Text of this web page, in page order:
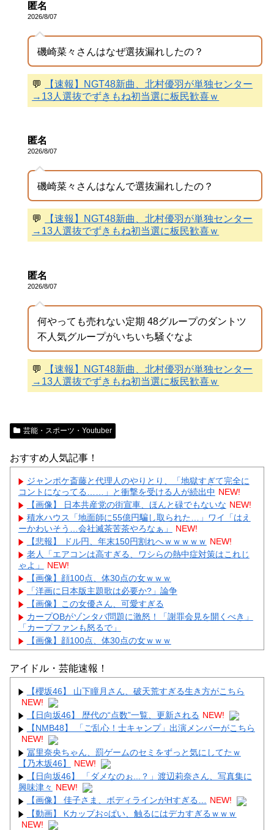
匿名
2026/8/07
磯崎菜々さんはなぜ選抜漏れしたの？
💬
【速報】NGT48新曲、北村優羽が単独センター
→13人選抜でずきもね初当選に板民歓喜ｗ
匿名
2026/8/07
磯崎菜々さんはなんで選抜漏れしたの？
💬
【速報】NGT48新曲、北村優羽が単独センター
→13人選抜でずきもね初当選に板民歓喜ｗ
匿名
2026/8/07
何やっても売れない定期 48グループのダントツ
不人気グループがいちいち騒ぐなよ
💬
【速報】NGT48新曲、北村優羽が単独センター
→13人選抜でずきもね初当選に板民歓喜ｗ
芸能・スポーツ・Youtuber
おすすめ人気記事！
ジャンポケ斎藤と代理人のやりとり、「地獄すぎて完全に
コントになってる……」と衝撃を受ける人が続出中 NEW!
【画像】 日本共産党の街宣車、ほんと碌でもないな NEW!
積水ハウス「地面師に55億円騙し取られた…」ワイ「はえ
ーかわいそう…会社滅茶苦茶やろなぁ」
NEW!
【悲報】 ドル円、年末150円割れへｗｗｗｗｗ NEW!
老人「エアコンは高すぎる、ワシらの熱中症対策はこれじ
ゃよ」
NEW!
【画像】顔100点、体30点の女ｗｗｗ
「洋画に日本版主題歌は必要か?」論争
【画像】この女優さん、可愛すぎる
カープOBがゾンタバ問題に激怒！「謝罪会見を開くべき」
「カープファンも怒るで」
【画像】顔100点、体30点の女ｗｗｗ
Powered by livedoor 相互RSS
アイドル・芸能速報！
【櫻坂46】 山下瞳月さん、破天荒すぎる生き方がこちら
NEW!
【日向坂46】 歴代の“点数”一覧、更新される NEW!
【NMB48】 「ご乱心！士キャンプ」出演メンバーがこちら
NEW!
冨里奈央ちゃん、罰ゲームのセミをずっと気にしてたｗ
【乃木坂46】
NEW!
【日向坂46】 「ダメなのぉ...？」渡辺莉奈さん、写真集に
興味津々 NEW!
【画像】 佳子さま、ボディラインがHすぎる… NEW!
【動画】 Kカップお○ぱい、触るにはデカすぎるｗｗｗ
NEW!